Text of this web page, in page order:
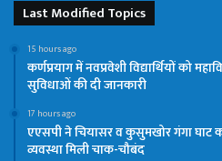
Last Modified Topics
15 hours ago
कर्णप्रयाग में नवप्रवेशी विद्यार्थियों को
सुविधाओं की दी जानकारी
17 hours ago
एएसपी ने चियासर व कुसुमखोर गंगा घाट
व्यवस्था मिली चाक-चौबंद